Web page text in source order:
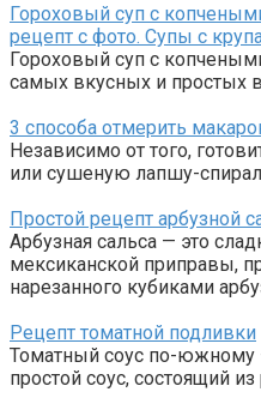
Гороховый суп с
рецепт с фото. Супы с
Гороховый суп с
самых вкусных и простых
3 способа отмерить
Независимо от того,
или сушеную лапшу-
Простой рецепт арбузной
Арбузная сальса — это
мексиканской приправы,
нарезанного кубиками
Рецепт томатной подливки
Томатный соус по-южному
простой соус, состоящий